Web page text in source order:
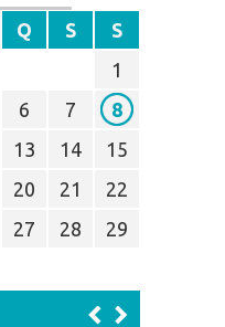
Q S
S
1
6 7
8
13 14
15
20 21
22
27 28
29